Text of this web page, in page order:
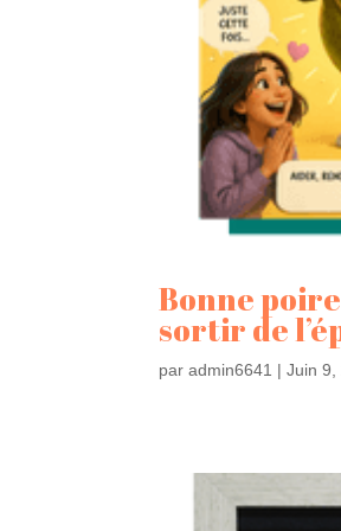
Bonne
sortir de
paradmin6641 |Juin 9,